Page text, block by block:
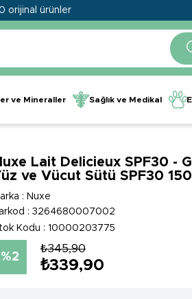
orijinal ürünler
ve Mineraller Sağlık ve Medikal
Lait Delicieux SPF30 -
ve Vücut Sütü SPF30 150
: Nuxe
: 3264680007002
Kodu
10000203775
2
₺345,90
₺339,90